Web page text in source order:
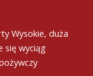
Wysokie, duża
się wyciąg